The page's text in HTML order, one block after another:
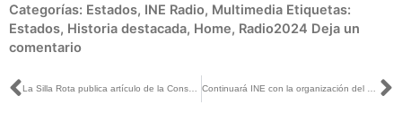
Categorías: Estados, INE Radio, Multimedia Etiquetas:
Estados, Historia destacada, Home, Radio2024 Deja un
comentario
Ant